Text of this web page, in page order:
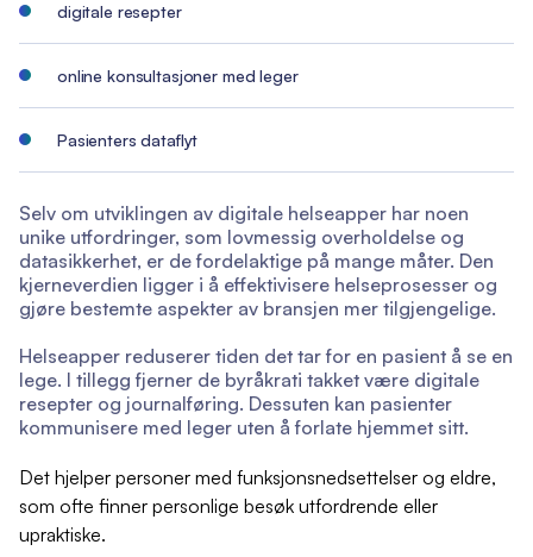
digitale resepter
online konsultasjoner med leger
Pasienters dataflyt
Selv om utviklingen av digitale helseapper har noen
unike utfordringer, som lovmessig overholdelse og
datasikkerhet, er de fordelaktige på mange måter. Den
kjerneverdien ligger i å effektivisere helseprosesser og
gjøre bestemte aspekter av bransjen mer tilgjengelige.
Helseapper reduserer tiden det tar for en pasient å se en
lege. I tillegg fjerner de byråkrati takket være digitale
resepter og journalføring. Dessuten kan pasienter
kommunisere med leger uten å forlate hjemmet sitt.
Det hjelper personer med funksjonsnedsettelser og eldre,
som ofte finner personlige besøk utfordrende eller
upraktiske.